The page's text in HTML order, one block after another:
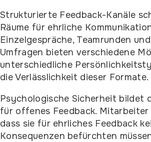
Strukturierte Feedback-Kanäle
Räume für ehrliche
Einzelgespräche, Teamrunden
Umfragen bieten verschiedene
unterschiedliche
die Verlässlichkeit dieser Formate.
Psychologische Sicherheit bildet
für offenes Feedback. Mitarbeiter
dass sie für ehrliches Feedback
Konsequenzen befürchten